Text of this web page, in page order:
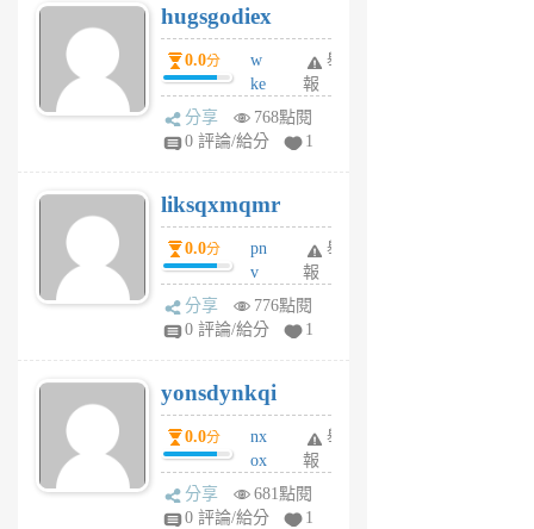
6
個
月
前
hugsgodiex
0.0分
w
ke
rv
pj
6
個
月
前
舉
報
分享
768點閱
0 評論/給分
1
liksqxmqmr
0.0分
pn
v
wt
sv
6
個
月
前
舉
報
分享
776點閱
0 評論/給分
1
yonsdynkqi
0.0分
nx
ox
rh
pe
舉
報
分享
681點閱
0 評論/給分
1